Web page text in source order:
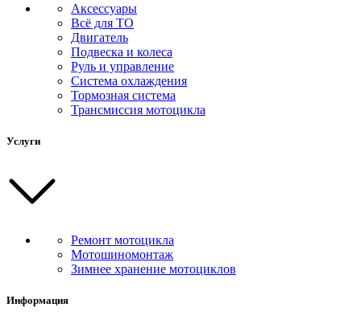
Аксессуары
Всё для ТО
Двигатель
Подвеска и колеса
Руль и управление
Система охлаждения
Тормозная система
Трансмиссия мотоцикла
Услуги
Ремонт мотоцикла
Мотошиномонтаж
Зимнее хранение мотоциклов
Информация